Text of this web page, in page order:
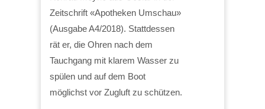
Zeitschrift «Apotheken Umschau»
(Ausgabe A4/2018). Stattdessen
rät er, die Ohren nach dem
Tauchgang mit klarem Wasser zu
spülen und auf dem Boot
möglichst vor Zugluft zu schützen.